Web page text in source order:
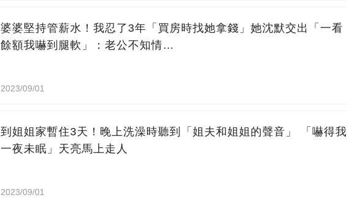
婆婆堅持管薪水！我忍了3年「買房時找她拿錢」她沈默交出「一看
餘額我嚇到腿軟」：老公不知情…
2023/09/01
到姐姐家暫住3天！晚上洗澡時聽到「姐夫和姐姐的聲音」 「嚇得我
一夜未眠」天亮馬上走人
2023/09/01